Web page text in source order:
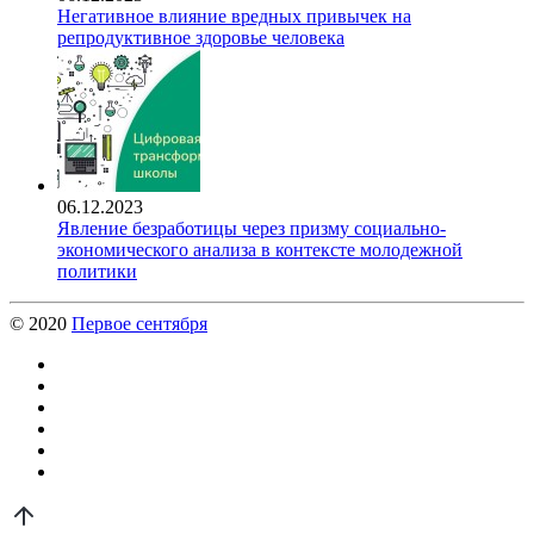
Негативное влияние вредных привычек на
репродуктивное здоровье человека
06.12.2023
Явление безработицы через призму социально-
экономического анализа в контексте молодежной
политики
© 2020 Первое сентября